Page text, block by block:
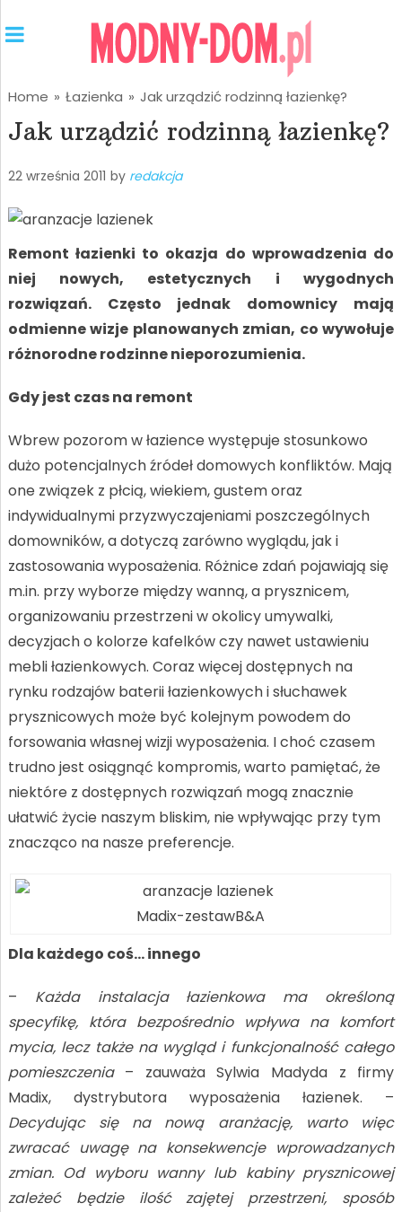
Home » Łazienka » Jak urządzić rodzinną łazienkę?
Jak urządzić rodzinną łazienkę?
22 września 2011 by redakcja
Remont łazienki to okazja do wprowadzenia do
niej nowych, estetycznych i wygodnych
rozwiązań. Często jednak domownicy mają
odmienne wizje planowanych zmian, co wywołuje
różnorodne rodzinne nieporozumienia.
Gdy jest czas na remont
Wbrew pozorom w łazience występuje stosunkowo
dużo potencjalnych źródeł domowych konfliktów. Mają
one związek z płcią, wiekiem, gustem oraz
indywidualnymi przyzwyczajeniami poszczególnych
domowników, a dotyczą zarówno wyglądu, jak i
zastosowania wyposażenia. Różnice zdań pojawiają się
m.in. przy wyborze między wanną, a prysznicem,
organizowaniu przestrzeni w okolicy umywalki,
decyzjach o kolorze kafelków czy nawet ustawieniu
mebli łazienkowych. Coraz więcej dostępnych na
rynku rodzajów baterii łazienkowych i słuchawek
prysznicowych może być kolejnym powodem do
forsowania własnej wizji wyposażenia. I choć czasem
trudno jest osiągnąć kompromis, warto pamiętać, że
niektóre z dostępnych rozwiązań mogą znacznie
ułatwić życie naszym bliskim, nie wpływając przy tym
znacząco na nasze preferencje.
Madix-zestawB&A
Dla każdego coś… innego
– Każda instalacja łazienkowa ma określoną
specyfikę, która bezpośrednio wpływa na komfort
mycia, lecz także na wygląd i funkcjonalność całego
pomieszczenia– zauważa Sylwia Madyda z firmy
Madix, dystrybutora wyposażenia łazienek. –
Decydując się na nową aranżację, warto więc
zwracać uwagę na konsekwencje wprowadzanych
zmian. Od wyboru wanny lub kabiny prysznicowej
zależeć będzie ilość zajętej przestrzeni, sposób